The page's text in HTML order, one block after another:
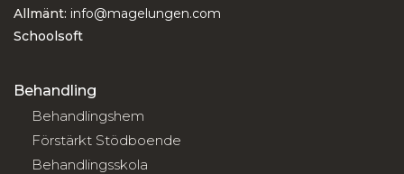
Allmänt: info@magelungen.com
Schoolsoft
Behandling
Behandlingshem
Förstärkt Stödboende
Behandlingsskola